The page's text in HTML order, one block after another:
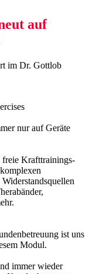
auf
im Dr. Gottlob
nur auf Geräte
Krafttrainings-
ist uns
Modul.
immer wieder